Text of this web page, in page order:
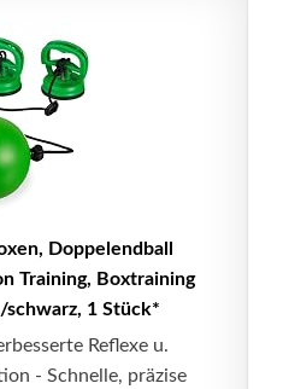
Doppelendball
Training, Boxtraining
schwarz, 1 Stück*
Reflexe u.
- Schnelle, präzise